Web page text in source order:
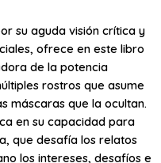
su aguda visión crítica y
ofrece en este libro
de la potencia
rostros que asume
máscaras que la ocultan.
en su capacidad para
que desafía los relatos
los intereses, desafíos e